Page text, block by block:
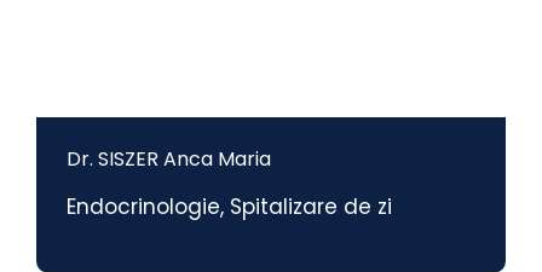
Dr. SISZER Anca Maria
Endocrinologie, Spitalizare de zi